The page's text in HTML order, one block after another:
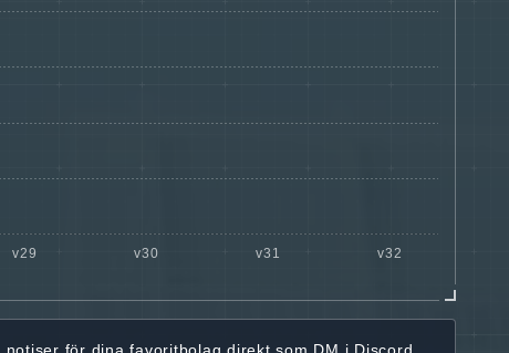
notiser för dina favoritbolag direkt som DM i Discord